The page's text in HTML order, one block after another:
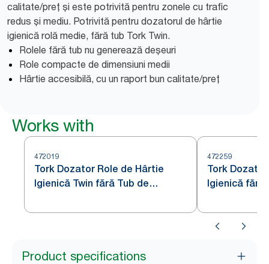
calitate/preț și este potrivită pentru zonele cu trafic
redus și mediu. Potrivită pentru dozatorul de hârtie
igienică rolă medie, fără tub Tork Twin.
Rolele fără tub nu generează deșeuri
Role compacte de dimensiuni medii
Hârtie accesibilă, cu un raport bun calitate/preț
Works with
472019
Tork Dozator Role de Hârtie
Igienică Twin fără Tub de
T7
472259
Tork
Igienică fără
Product specifications